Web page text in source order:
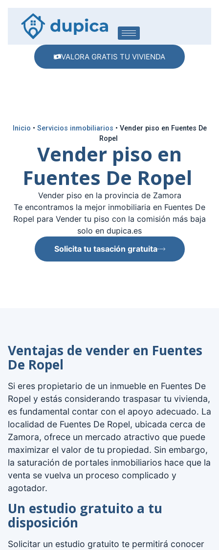
VALORA GRATIS TU VIVIENDA
Inicio • Servicios inmobiliarios • Vender piso en Fuentes De
Ropel
Vender piso en
Fuentes De Ropel
Vender piso en la provincia de Zamora
Te encontramos la mejor inmobiliaria en Fuentes De
Ropel para Vender tu piso con la comisión más baja
solo en dupica.es
Solicita tu tasación gratuita
Ventajas de vender en Fuentes
De Ropel
Si eres propietario de un inmueble en Fuentes De
Ropel y estás considerando traspasar tu vivienda,
es fundamental contar con el apoyo adecuado. La
localidad de Fuentes De Ropel, ubicada cerca de
Zamora, ofrece un mercado atractivo que puede
maximizar el valor de tu propiedad. Sin embargo,
la saturación de portales inmobiliarios hace que la
venta se vuelva un proceso complicado y
agotador.
Un estudio gratuito a tu
disposición
Solicitar un estudio gratuito te permitirá conocer